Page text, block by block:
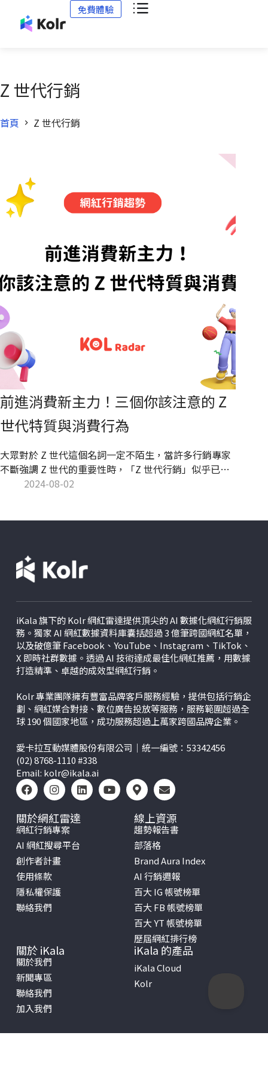
免費體驗
Z 世代行銷
首頁 Z 世代行銷
前進消費新主力！三個你該注意的 Z
世代特質與消費行為
大眾對於 Z 世代這個名詞一定不陌生，當許多行銷專家
不斷強調 Z 世代的重要性時，「Z 世代行銷」似乎已潛
移默化成為品牌所追求的目標，但為什麼 Z 世代相比其
2024-08-02
iKala 旗下的 Kolr 網紅雷達提供頂尖的 AI 數據化網紅行銷服
務。獨家 AI 網紅數據資料庫囊括超過 3 億筆跨國網紅名單，
以及破億筆 Facebook、YouTube、Instagram、TikTok、
X 即時社群數據。透過 AI 技術達成最佳化網紅推薦，用數據
打造精準、卓越的成效型網紅行銷。
Kolr 專業團隊擁有豐富品牌客戶服務經驗，提供包括行銷企
劃、網紅媒合對接、數位廣告投放等服務，服務範圍超過全
球 190 個國家地區，成功服務超過上萬家跨國品牌企業。
愛卡拉互動媒體股份有限公司｜統一編號：53342456
(02) 8768-1110 #338
Email: kolr@ikala.ai
關於網紅雷達
網紅行銷專案
AI 網紅搜尋平台
創作者計畫
使用條款
隱私權保護
聯絡我們
線上資源
趨勢報告書
部落格
Brand Aura Index
AI 行銷週報
百大 IG 帳號榜單
百大 FB 帳號榜單
百大 YT 帳號榜單
歷屆網紅排行榜
關於 iKala
關於我們
新聞專區
聯絡我們
加入我們
iKala 的產品
iKala Cloud
Kolr